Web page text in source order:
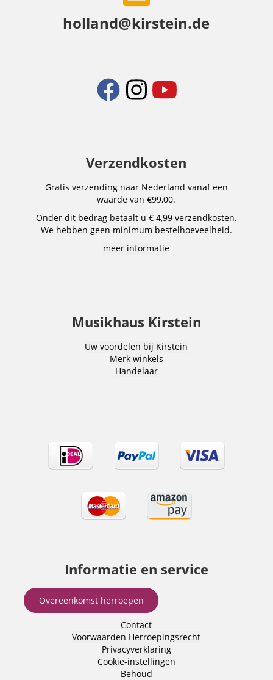
holland@kirstein.de
Verzendkosten
Gratis verzending naar Nederland vanaf een
waarde van €99,00.
Onder dit bedrag betaalt u € 4,99 verzendkosten.
We hebben geen minimum bestelhoeveelheid.
meer informatie
Musikhaus Kirstein
Uw voordelen bij Kirstein
Merk winkels
Handelaar
Informatie en service
Overeenkomst herroepen
Contact
Voorwaarden Herroepingsrecht
Privacyverklaring
Cookie-instellingen
Behoud